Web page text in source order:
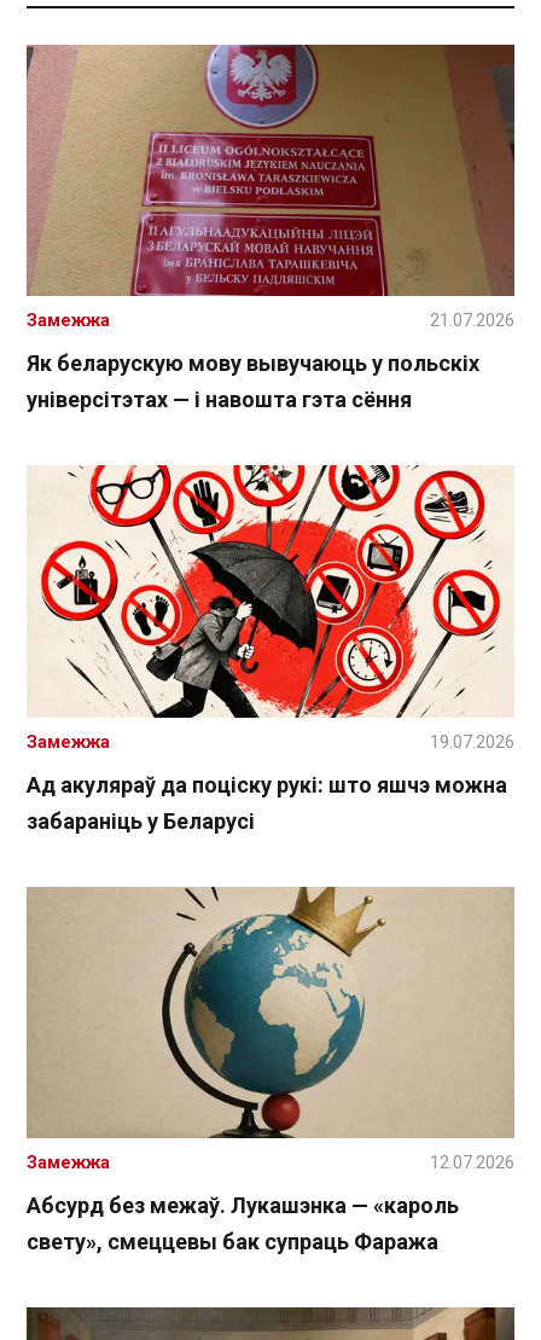
Як беларускую мову вывучаюць у польскіх
універсітэтах — і навошта гэта сёння
Замежжа 21.07.2026
Ад акуляраў да поціску рукі: што яшчэ можна
забараніць у Беларусі
Замежжа 19.07.2026
Абсурд без межаў. Лукашэнка — «кароль
свету», смеццевы бак супраць Фаража
Замежжа 12.07.2026